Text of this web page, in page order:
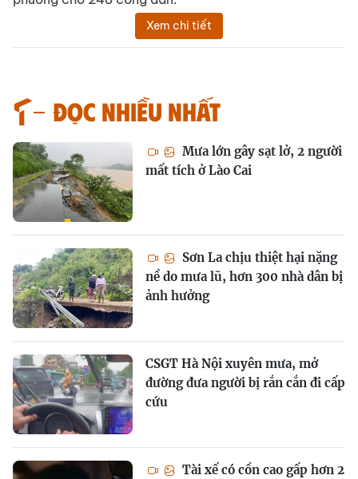
Xem chi tiết
Đọc nhiều nhất
Mưa lớn gây sạt lở, 2 người
mất tích ở Lào Cai
Sơn La chịu thiệt hại nặng
nề do mưa lũ, hơn 300 nhà dân bị
ảnh hưởng
CSGT Hà Nội xuyên mưa, mở
đường đưa người bị rắn cắn đi cấp
cứu
Tài xế có cồn cao gấp hơn 2